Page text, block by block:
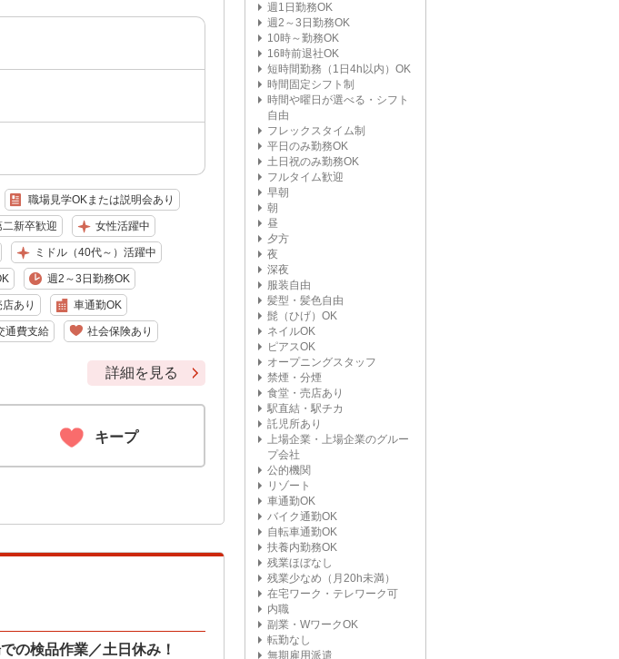
職場見学OKまたは説明会あり
新卒歓迎 女性活躍中
ミドル（40代～）活躍中
週2～3日勤務OK
あり 車通勤OK
通費支給 社会保険あり
詳細を見る
キープ
の検品作業／土日休み！
週1日勤務OK
週2～3日勤務OK
10時～勤務OK
16時前退社OK
短時間勤務（1日4h以内）OK
時間固定シフト制
時間や曜日が選べる・シフト
自由
フレックスタイム制
平日のみ勤務OK
土日祝のみ勤務OK
フルタイム歓迎
早朝
朝
昼
夕方
夜
深夜
服装自由
髪型・髪色自由
髭（ひげ）OK
ネイルOK
ピアスOK
オープニングスタッフ
禁煙・分煙
食堂・売店あり
駅直結・駅チカ
託児所あり
上場企業・上場企業のグルー
プ会社
公的機関
リゾート
車通勤OK
バイク通勤OK
自転車通勤OK
扶養内勤務OK
残業ほぼなし
残業少なめ（月20h未満）
在宅ワーク・テレワーク可
内職
副業・WワークOK
転勤なし
無期雇用派遣